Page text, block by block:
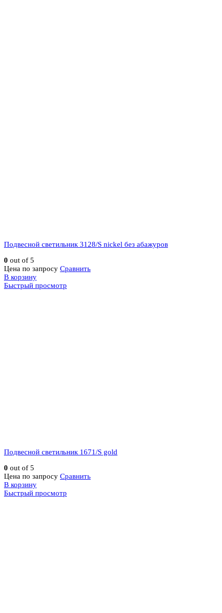
Подвесной светильник 3128/S nickel без абажуров
0 out of 5
Цена по запросу Сравнить
В корзину
Быстрый просмотр
Подвесной светильник 1671/S gold
0 out of 5
Цена по запросу Сравнить
В корзину
Быстрый просмотр